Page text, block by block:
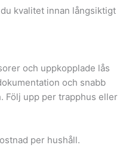
kvalitet innan långsiktigt
och uppkopplade lås
och snabb
Följ upp per trapphus eller
per hushåll.